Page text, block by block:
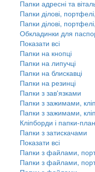
Папки адресні та
Папки ділові,
Папки ділові,
Обкладинки для
Показати всі
Папки на кнопці
Папки на липучці
Папки на блискавці
Папки на резинці
Папки з зав'язками
Папки з зажимами,
Папки з зажимами,
Кліпборди і папки-
Папки з затискачами
Показати всі
Папки з файлами,
Папки з файлами,